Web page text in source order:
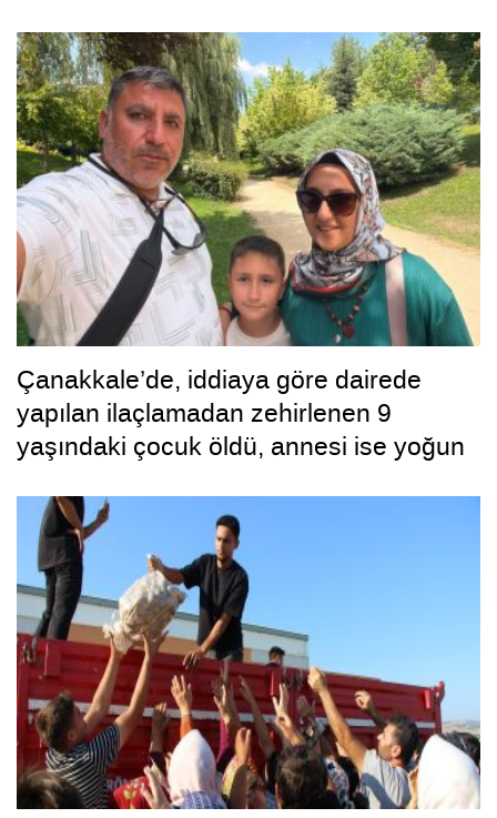
Çanakkale’de, iddiaya göre dairede
yapılan ilaçlamadan zehirlenen 9
yaşındaki çocuk öldü, annesi ise yoğun